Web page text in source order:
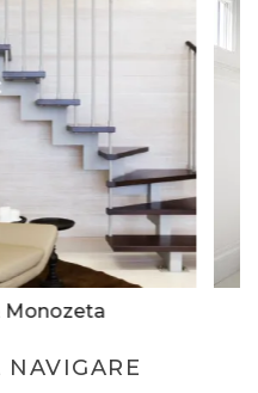
Monozeta